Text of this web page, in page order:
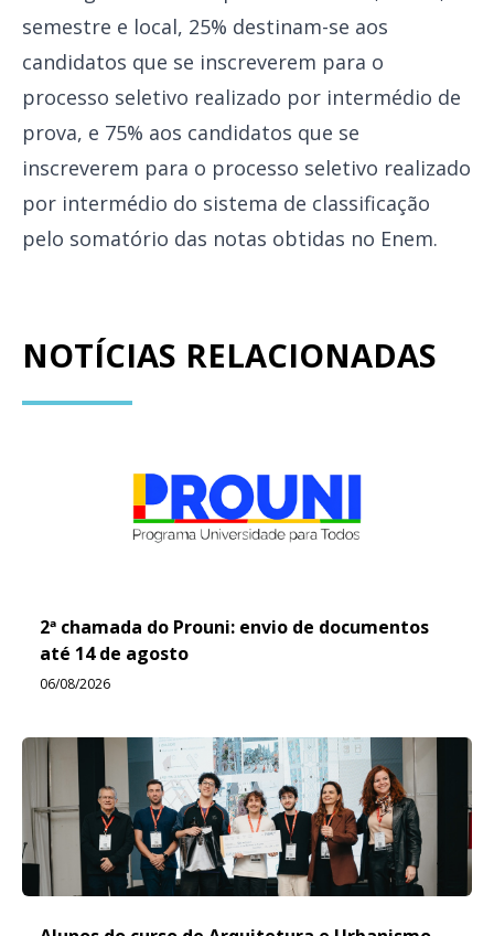
semestre e local, 25% destinam-se aos
candidatos que se inscreverem para o
processo seletivo realizado por intermédio de
prova, e 75% aos candidatos que se
inscreverem para o processo seletivo realizado
por intermédio do sistema de classificação
pelo somatório das notas obtidas no Enem.
NOTÍCIAS RELACIONADAS
2ª chamada do Prouni: envio de documentos
até 14 de agosto
06/08/2026